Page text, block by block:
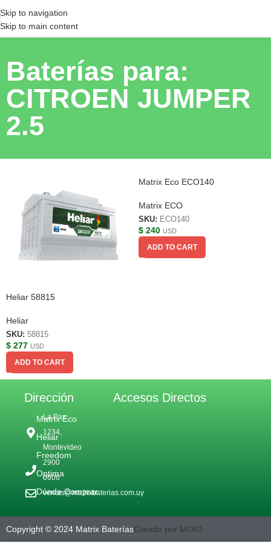
Skip to navigation
Skip to main content
Baterías para:
CITROEN JUMPER
2.5
Heliar 58815
Heliar
SKU: 58815
$ 277 USD
ADD TO CART
Matrix Eco ECO140
Matrix ECO
SKU: ECO140
$ 240 USD
ADD TO CART
Dirección
La Paz
1234,
Montevideo
2900
0606
ventas@matrixbaterias.com.uy
Accesos Directos
Matrix Eco
Heliar
Freedom
Optima
Dónde Comprar
Copyright © 2024 Matrix BateríasCreado por MOIO